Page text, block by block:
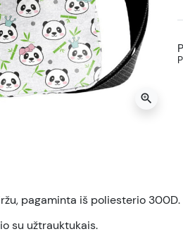
zoom_in
pagaminta iš poliesterio 300D.
su užtrauktukais.